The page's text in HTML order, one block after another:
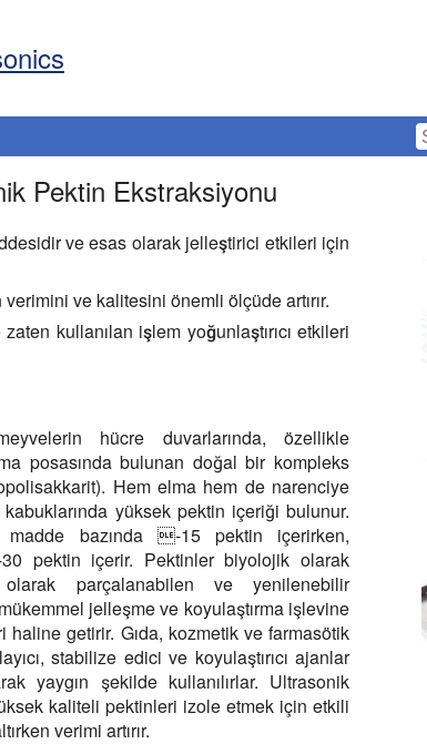
Pektin Ekstraksiyonu
ve esas olarak jelleştirici etkileri için
ve kalitesini önemli ölçüde artırır.
kullanılan işlem yoğunlaştırıcı etkileri
hücre duvarlarında, özellikle
posasında bulunan doğal bir kompleks
Hem elma hem de narenciye
yüksek pektin içeriği bulunur.
madde bazında -15 pektin içerirken,
pektin içerir. Pektinler biyolojik olarak
parçalanabilen ve yenilenebilir
jelleşme ve koyulaştırma işlevine
getirir. Gıda, kozmetik ve farmasötik
stabilize edici ve koyulaştırıcı ajanlar
yaygın şekilde kullanılırlar. Ultrasonik
kaliteli pektinleri izole etmek için etkili
verimi artırır.